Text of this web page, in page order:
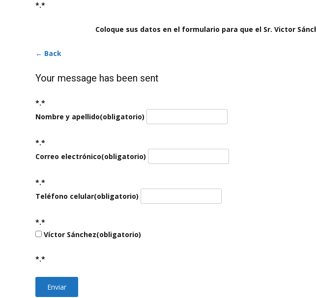
*.*
Coloque sus datos en el formulario para que el Sr. Victor
← Back
Your message has been sent
*.*
Nombre y apellido(obligatorio)
*.*
Correo electrónico(obligatorio)
*.*
Teléfono celular(obligatorio)
*.*
Víctor Sánchez(obligatorio)
*.*
Enviar